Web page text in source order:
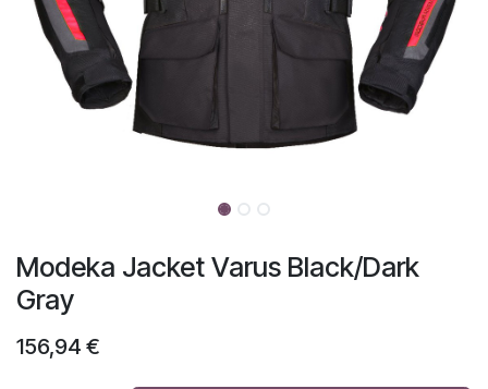
Modeka Jacket Varus Black/Dark
Gray
156,94 €